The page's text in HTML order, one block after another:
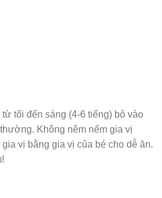
tối đến sáng (4-6 tiếng) bỏ vào
Không nêm nếm gia vị
vị bằng gia vị của bé cho dễ ăn.
75gr 1 lần nấu) số lượng